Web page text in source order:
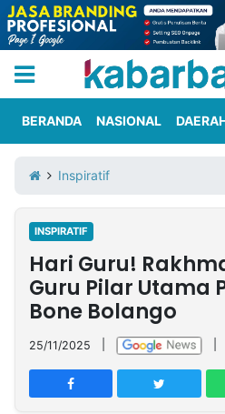
Iklan
Berita
Kami
Nasional
International
Olahraga
Entertainment
Daerah
Pariwisata
Kuliner
Kolom
Network
PT
TREETAN
BERANDA NASIONAL
Inspiratif
INSPIRATIF
Hari Guru!
Guru Pilar Utama
Bone Bolango
25/11/2025